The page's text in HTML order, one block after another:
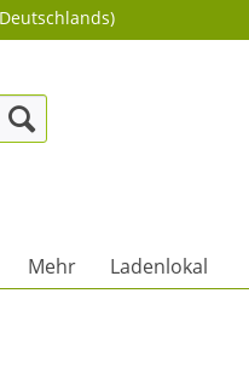
Mehr Ladenlokal